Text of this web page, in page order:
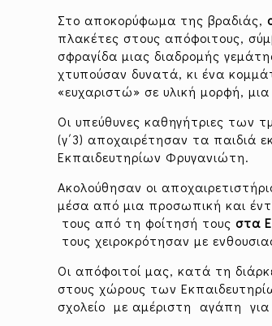
Στο αποκορύφωμα της βραδιάς,
πλακέτες στους απόφοιτους,
σφραγίδα μιας διαδρομής
χτυπούσαν δυνατά, κι ένα
«ευχαριστώ» σε υλική μορφή,
Οι υπεύθυνες καθηγήτριες των
(γ΄3) αποχαιρέτησαν τα παιδιά
Εκπαιδευτηρίων Φρυγανιώτη.
Ακολούθησαν οι
μέσα από μια προσωπική και
τους από τη φοίτησή τουςστα
τους χειροκρότησαν με
Οι απόφοιτοί μας, κατά τη
στους χώρους των
σχολείο με αμέριστη αγάπη για